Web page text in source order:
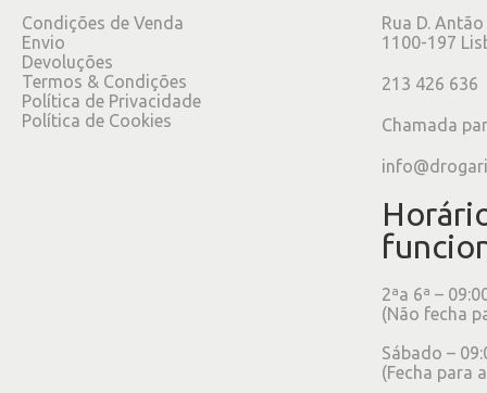
Condições de Venda
Envio
Devoluções
Termos & Condições
Política de Privacidade
Política de Cookies
Rua D.
1100-197
213 426 636
Chamada
2ªa 6ª –
(Não fecha
Sábado –
(Fecha para